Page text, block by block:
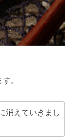
。
消えていきまし